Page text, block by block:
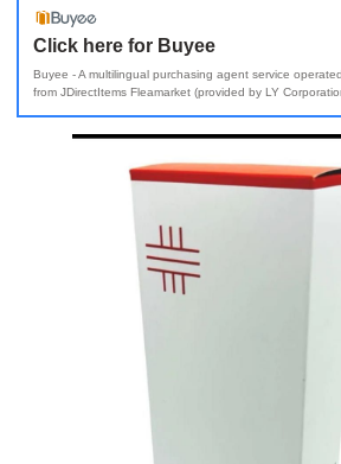
Click here for Buyee
Buyee - A multilingual purchasing agent service
from JDirectItems Fleamarket (provided by LY